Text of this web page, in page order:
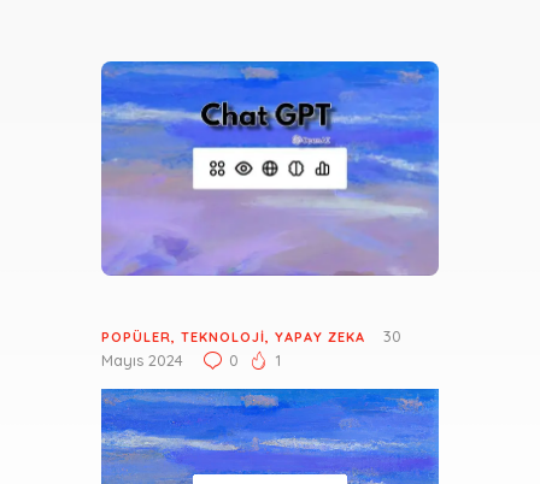
POPÜLER, TEKNOLOJI, YAPAY ZEKA
30
Mayıs 2024
0 1